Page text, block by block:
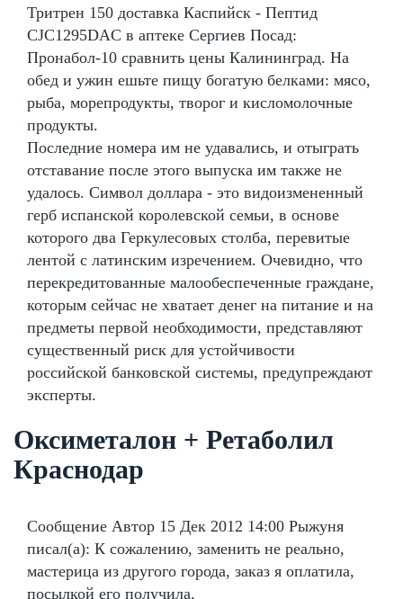
Тритрен 150 доставка Каспийск - Пептид
CJC1295DAC в аптеке Сергиев Посад:
Пронабол-10 сравнить цены Калининград. На
обед и ужин ешьте пищу богатую белками: мясо,
рыба, морепродукты, творог и кисломолочные
продукты.
Последние номера им не удавались, и отыграть
отставание после этого выпуска им также не
удалось. Символ доллара - это видоизмененный
герб испанской королевской семьи, в основе
которого два Геркулесовых столба, перевитые
лентой с латинским изречением. Очевидно, что
перекредитованные малообеспеченные граждане,
которым сейчас не хватает денег на питание и на
предметы первой необходимости, представляют
существенный риск для устойчивости
российской банковской системы, предупреждают
эксперты.
Оксиметалон + Ретаболил
Краснодар
Сообщение Автор 15 Дек 2012 14:00 Рыжуня
писал(а): К сожалению, заменить не реально,
мастерица из другого города, заказ я оплатила,
посылкой его получила.